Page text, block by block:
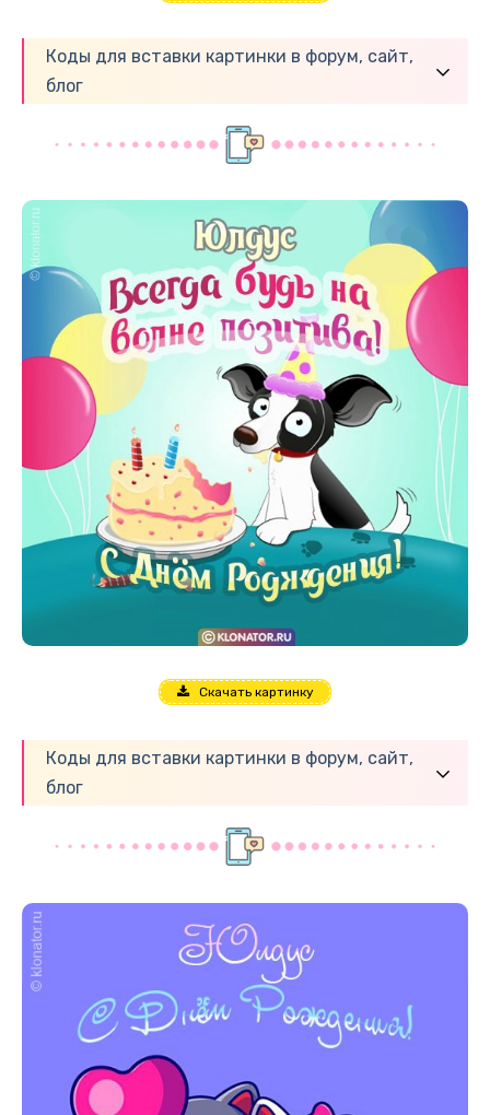
Коды для вставки картинки в форум, сайт,
блог
Скачать картинку
Коды для вставки картинки в форум, сайт,
блог